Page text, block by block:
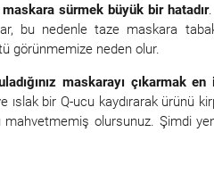
sürmek büyük bir hatadır
bu nedenle taze maskara
görünmemize neden olur.
maskarayı çıkarmak
ıslak bir Q-ucu kaydırarak ürünü
mahvetmemiş olursunuz. Şimdi